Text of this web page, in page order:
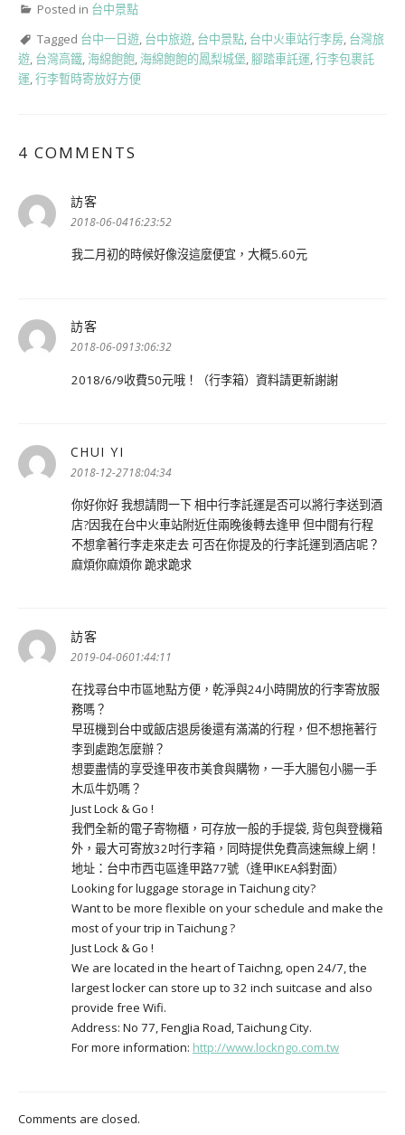
Posted in 台中景點
Tagged 台中一日遊, 台中旅遊, 台中景點, 台中火車站行李房, 台灣旅
遊, 台灣高鐵, 海綿飽飽, 海綿飽飽的鳳梨城堡,腳踏車託運,行李包裹託
運,行李暫時寄放好方便
4 COMMENTS
訪客
示:
2018-06-0416:23:52
我二月初的時候好像沒這麼便宜，大概5.60元
訪客
示:
2018-06-0913:06:32
2018/6/9收費50元哦！（行李箱）資料請更新謝謝
CHUI YI
示:
2018-12-2718:04:34
你好你好 我想請問一下 相中行李託運是否可以將行李送到酒
店?因我在台中火車站附近住兩晚後轉去逢甲 但中間有行程
不想拿著行李走來走去 可否在你提及的行李託運到酒店呢？
麻煩你麻煩你 跪求跪求
訪客
示:
2019-04-0601:44:11
在找尋台中市區地點方便，乾淨與24小時開放的行李寄放服
務嗎？
早班機到台中或飯店退房後還有滿滿的行程，但不想拖著行
李到處跑怎麼辦？
想要盡情的享受逢甲夜市美食與購物，一手大腸包小腸一手
木瓜牛奶嗎？
Just Lock & Go !
我們全新的電子寄物櫃，可存放一般的手提袋, 背包與登機箱
外，最大可寄放32吋行李箱，同時提供免費高速無線上網！
地址：台中市西屯區逢甲路77號（逢甲IKEA斜對面）
Looking for luggage storage in Taichung city?
Want to be more flexible on your schedule and make the
most of your trip in Taichung ?
Just Lock & Go !
We are located in the heart of Taichng, open 24/7, the
largest locker can store up to 32 inch suitcase and also
provide free Wifi.
Address: No 77, FengJia Road, Taichung City.
For more information: http://www.lockngo.com.tw
Comments are closed.